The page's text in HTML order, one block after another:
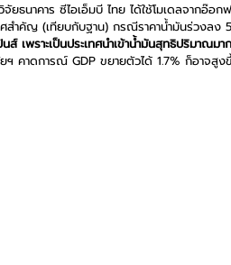
จัยธนาคาร ซีไอเอ็มบี ไทย ได้ใช้โมเดลจากอ๊
ศสำคัญ (เทียบกับฐาน) กรณีราคาน้ำมันร่วงลง
ส์ เพราะเป็นประเทศนำเข้าน้ำมันสุทธิปริมาณ
ฯ คาดการณ์ GDP ขยายตัวได้ 1.7% ก็อาจสู